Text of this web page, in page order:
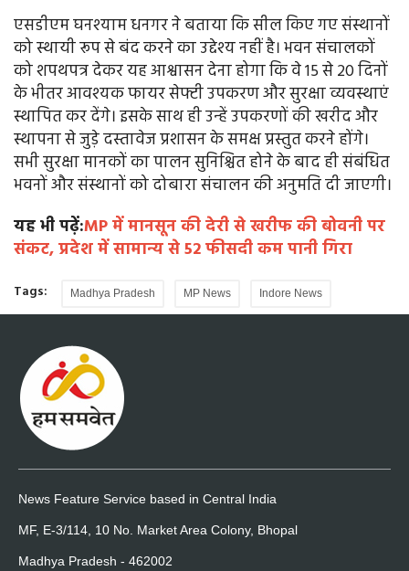
एसडीएम घनश्याम धनगर ने बताया कि सील किए गए संस्थानों
को स्थायी रूप से बंद करने का उद्देश्य नहीं है। भवन संचालकों
को शपथपत्र देकर यह आश्वासन देना होगा कि वे 15 से 20 दिनों
के भीतर आवश्यक फायर सेफ्टी उपकरण और सुरक्षा व्यवस्थाएं
स्थापित कर देंगे। इसके साथ ही उन्हें उपकरणों की खरीद और
स्थापना से जुड़े दस्तावेज प्रशासन के समक्ष प्रस्तुत करने होंगे।
सभी सुरक्षा मानकों का पालन सुनिश्चित होने के बाद ही संबंधित
भवनों और संस्थानों को दोबारा संचालन की अनुमति दी जाएगी।
यह भी पढ़ें:MP में मानसून की देरी से खरीफ की बोवनी पर
संकट, प्रदेश में सामान्य से 52 फीसदी कम पानी गिरा
Tags: Madhya Pradesh MP News Indore News
News Feature Service based in Central India
MF, E-3/114, 10 No. Market Area Colony, Bhopal
Madhya Pradesh - 462002